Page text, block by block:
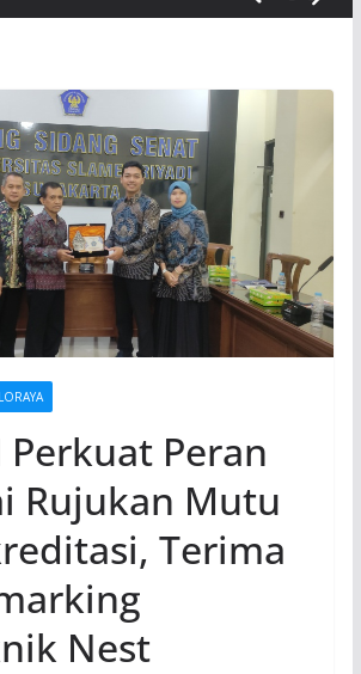
Perkuat Peran
Rujukan Mutu
Terima
Nest